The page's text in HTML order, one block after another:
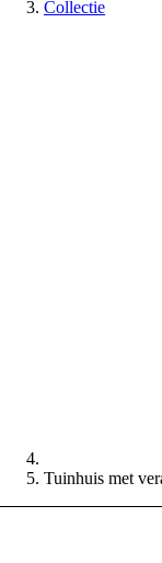
Collectie
Tuinhuis met